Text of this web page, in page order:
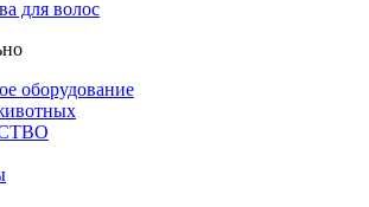
для волос
оборудование